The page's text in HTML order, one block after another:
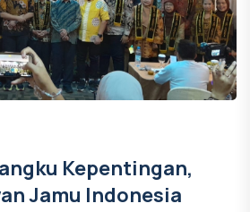
Kepentingan,
Jamu Indonesia